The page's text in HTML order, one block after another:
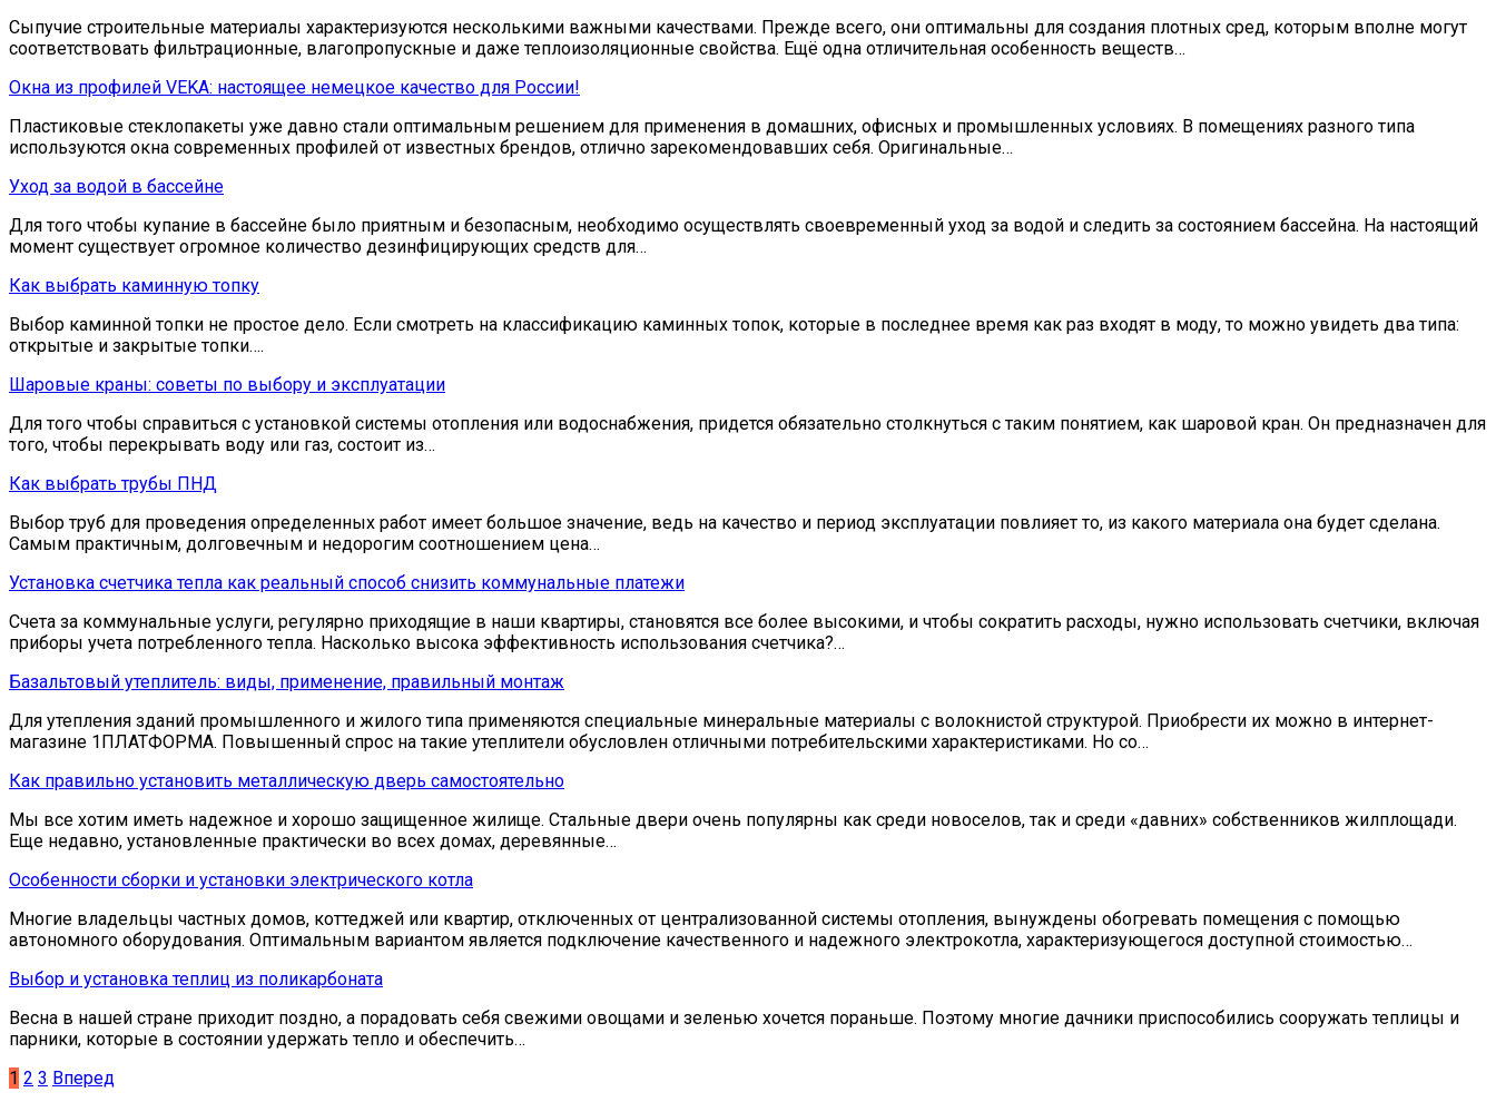
Сыпучие строительные материалы характеризуются несколькими важными качествами. Прежде всего, они оптимальны для создания плотных сред, которым вполне могут
соответствовать фильтрационные, влагопропускные и даже теплоизоляционные свойства. Ещё одна отличительная особенность веществ…
Окна из профилей VEKA: настоящее немецкое качество для России!
Пластиковые стеклопакеты уже давно стали оптимальным решением для применения в домашних, офисных и промышленных условиях. В помещениях разного типа
используются окна современных профилей от известных брендов, отлично зарекомендовавших себя. Оригинальные…
Уход за водой в бассейне
Для того чтобы купание в бассейне было приятным и безопасным, необходимо осуществлять своевременный уход за водой и следить за состоянием бассейна. На настоящий
момент существует огромное количество дезинфицирующих средств для…
Как выбрать каминную топку
Выбор каминной топки не простое дело. Если смотреть на классификацию каминных топок, которые в последнее время как раз входят в моду, то можно увидеть два типа:
открытые и закрытые топки….
Шаровые краны: советы по выбору и эксплуатации
Для того чтобы справиться с установкой системы отопления или водоснабжения, придется обязательно столкнуться с таким понятием, как шаровой кран. Он предназначен для
того, чтобы перекрывать воду или газ, состоит из…
Как выбрать трубы ПНД
Выбор труб для проведения определенных работ имеет большое значение, ведь на качество и период эксплуатации повлияет то, из какого материала она будет сделана.
Самым практичным, долговечным и недорогим соотношением цена…
Установка счетчика тепла как реальный способ снизить коммунальные платежи
Счета за коммунальные услуги, регулярно приходящие в наши квартиры, становятся все более высокими, и чтобы сократить расходы, нужно использовать счетчики, включая
приборы учета потребленного тепла. Насколько высока эффективность использования счетчика?…
Базальтовый утеплитель: виды, применение, правильный монтаж
Для утепления зданий промышленного и жилого типа применяются специальные минеральные материалы с волокнистой структурой. Приобрести их можно в интернет-
магазине 1ПЛАТФОРМА. Повышенный спрос на такие утеплители обусловлен отличными потребительскими характеристиками. Но со…
Как правильно установить металлическую дверь самостоятельно
Мы все хотим иметь надежное и хорошо защищенное жилище. Стальные двери очень популярны как среди новоселов, так и среди «давних» собственников жилплощади.
Еще недавно, установленные практически во всех домах, деревянные…
Особенности сборки и установки электрического котла
Многие владельцы частных домов, коттеджей или квартир, отключенных от централизованной системы отопления, вынуждены обогревать помещения с помощью
автономного оборудования. Оптимальным вариантом является подключение качественного и надежного электрокотла, характеризующегося доступной стоимостью…
Выбор и установка теплиц из поликарбоната
Весна в нашей стране приходит поздно, а порадовать себя свежими овощами и зеленью хочется пораньше. Поэтому многие дачники приспособились сооружать теплицы и
парники, которые в состоянии удержать тепло и обеспечить…
Пагинация
1 2 3 Вперед